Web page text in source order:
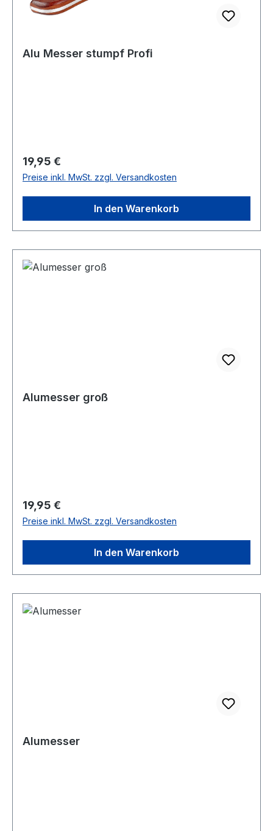
Alu Messer stumpf Profi
Regulärer Preis:
19,95 €
Preise inkl. MwSt. zzgl. Versandkosten
In den Warenkorb
Alumesser groß
Regulärer Preis:
19,95 €
Preise inkl. MwSt. zzgl. Versandkosten
In den Warenkorb
Alumesser